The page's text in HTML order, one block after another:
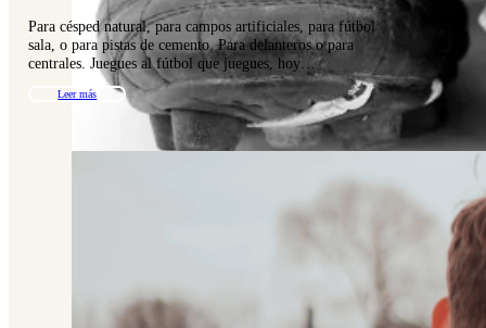
Para césped natural, para campos artificiales, para fútbol
sala, o para pistas de cemento. Para delanteros o para
centrales. Juegues al fútbol que juegues, hoy…
Leer más